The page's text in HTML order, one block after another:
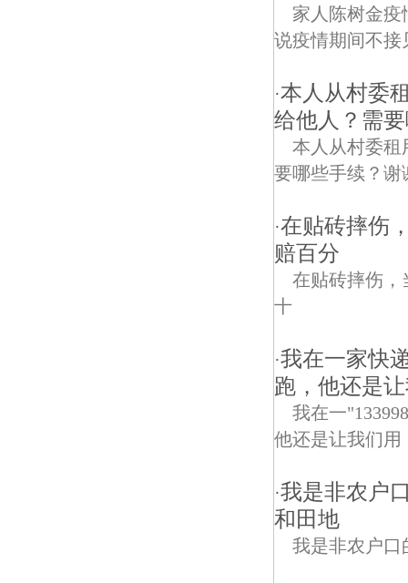
家人陈树金
说疫情期间不接
·本人从村委
给他人？需
本人从村委租
要哪些手续？谢
·在贴砖摔伤
赔百分
在贴砖摔伤，
十
·我在一家快
跑，他还是
我在一
他还是让我们用
·我是非农户
和田地
我是非农户口